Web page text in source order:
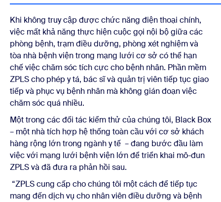
Khi không truy cập được chức năng điện thoại chính,
việc mất khả năng thực hiện cuộc gọi nội bộ giữa các
phòng bệnh, trạm điều dưỡng, phòng xét nghiệm và
tòa nhà bệnh viện trong mạng lưới cơ sở có thể hạn
chế việc chăm sóc tích cực cho bệnh nhân. Phần mềm
ZPLS cho phép y tá, bác sĩ và quản trị viên tiếp tục giao
tiếp và phục vụ bệnh nhân mà không gián đoạn việc
chăm sóc quá nhiều.
Một trong các đối tác kiểm thử của chúng tôi, Black Box
– một nhà tích hợp hệ thống toàn cầu với cơ sở khách
hàng rộng lớn trong ngành y tế – đang bước đầu làm
việc với mạng lưới bệnh viện lớn để triển khai mô-đun
ZPLS và đã đưa ra phản hồi sau.
“ZPLS cung cấp cho chúng tôi một cách để tiếp tục
mang đến dịch vụ cho nhân viên điều dưỡng và bệnh